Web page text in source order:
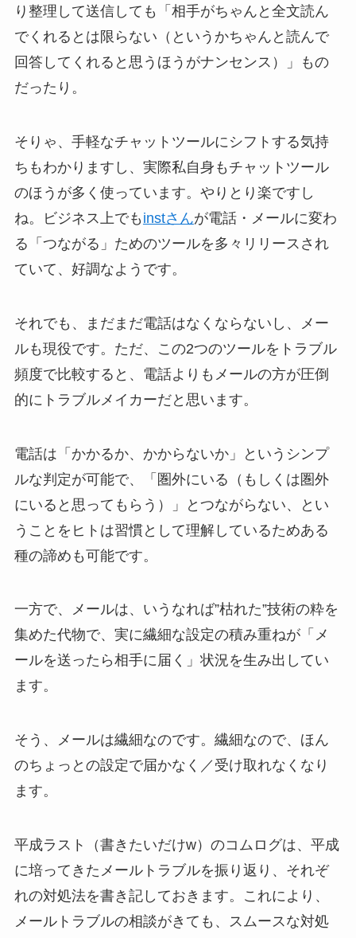
り整理して送信しても「相手がちゃんと全文読ん
でくれるとは限らない（というかちゃんと読んで
回答してくれると思うほうがナンセンス）」もの
だったり。
そりゃ、手軽なチャットツールにシフトする気持
ちもわかりますし、実際私自身もチャットツール
のほうが多く使っています。やりとり楽ですし
ね。ビジネス上でも instさんが電話・メールに変わ
る「つながる」ためのツールを多々リリースされ
ていて、好調なようです。
それでも、まだまだ電話はなくならないし、メー
ルも現役です。ただ、この2つのツールをトラブル
頻度で比較すると、電話よりもメールの方が圧倒
的にトラブルメイカーだと思います。
電話は「かかるか、かからないか」というシンプ
ルな判定が可能で、「圏外にいる（もしくは圏外
にいると思ってもらう）」とつながらない、とい
うことをヒトは習慣として理解しているためある
種の諦めも可能です。
一方で、メールは、いうなれば”枯れた”技術の粋を
集めた代物で、実に繊細な設定の積み重ねが「メ
ールを送ったら相手に届く」状況を生み出してい
ます。
そう、メールは繊細なのです。繊細なので、ほん
のちょっとの設定で届かなく／受け取れなくなり
ます。
平成ラスト（書きたいだけw）のコムログは、平成
に培ってきたメールトラブルを振り返り、それぞ
れの対処法を書き記しておきます。これにより、
メールトラブルの相談がきても、スムースな対処